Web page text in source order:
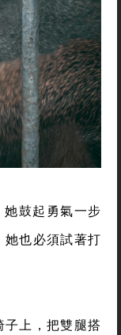
鼓起勇氣一步
也必須試著打
上，把雙腿搭